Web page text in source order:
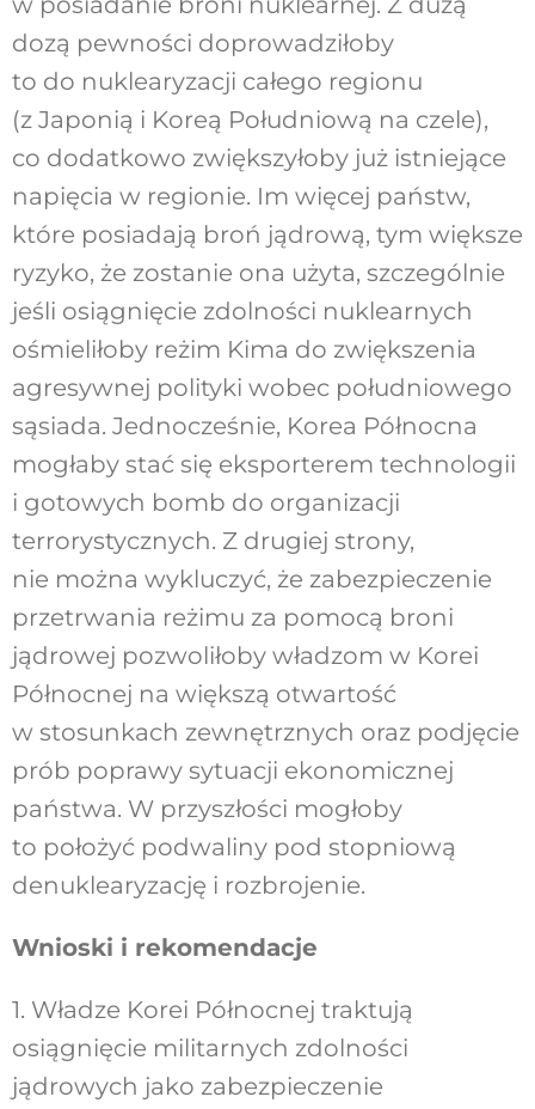
dozą pewności doprowadziłoby
to do nuklearyzacji całego regionu
(z Japonią i Koreą Południową na czele),
co dodatkowo zwiększyłoby już istniejące
napięcia w regionie. Im więcej państw,
które posiadają broń jądrową, tym większe
ryzyko, że zostanie ona użyta, szczególnie
jeśli osiągnięcie zdolności nuklearnych
ośmieliłoby reżim Kima do zwiększenia
agresywnej polityki wobec południowego
sąsiada. Jednocześnie, Korea Północna
mogłaby stać się eksporterem technologii
i gotowych bomb do organizacji
terrorystycznych. Z drugiej strony,
nie można wykluczyć, że zabezpieczenie
przetrwania reżimu za pomocą broni
jądrowej pozwoliłoby władzom w Korei
Północnej na większą otwartość
w stosunkach zewnętrznych oraz podjęcie
prób poprawy sytuacji ekonomicznej
państwa. W przyszłości mogłoby
to położyć podwaliny pod stopniową
denuklearyzację i rozbrojenie.
Wnioski i rekomendacje
1. Władze Korei Północnej traktują
osiągnięcie militarnych zdolności
jądrowych jako zabezpieczenie